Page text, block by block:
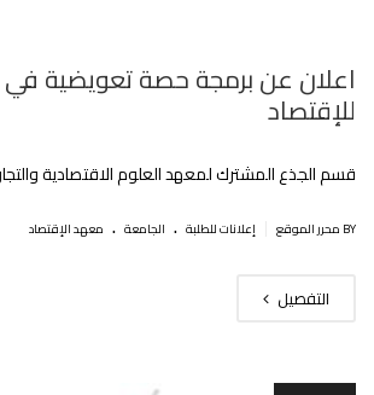
اعلان عن برمجة حصة تعويضية
للإقتصاد
قسم الجذع المشترك لمعهد العلوم الاقتصادية
BY محرر الموقع إعلانات للطلبة . الجامعة . معهد الإقتصاد
التفصيل